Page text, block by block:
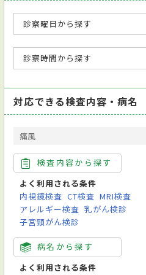
診察曜日から探す
診察時間から探す
対応できる検査内容・病名
痛風
検査内容から探す
よく利用される条件
内視鏡検査 CT検査 MRI検査
アレルギー検査 乳がん検診
子宮頸がん検診
病名から探す
よく利用される条件